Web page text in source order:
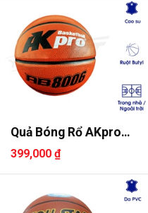
Quả Bóng Rổ AKpro
AB8006 Số ..
399,000 ₫